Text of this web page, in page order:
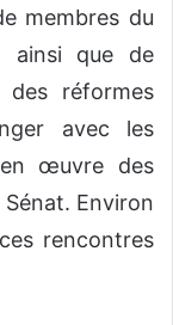
membres du
ainsi que de
réformes
avec les
œuvre des
Environ
rencontres